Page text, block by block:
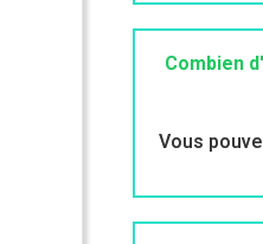
Combien
Vous